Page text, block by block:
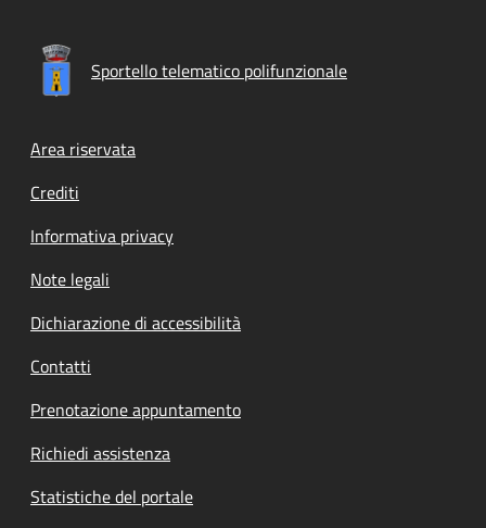
Sportello telematico polifunzionale
Footer menu
Area riservata
Crediti
Informativa privacy
Note legali
Dichiarazione di accessibilità
Contatti
Prenotazione appuntamento
Richiedi assistenza
Statistiche del portale